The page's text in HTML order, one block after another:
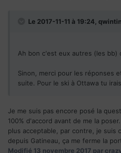
spontanées (par exemple, pour
presque immédiatement, porter
participent. C'est même
citoyenneté, il y a une section
participer à un événement
déclarer nos heures durant
puisse nous donner un
que l'on peut ensuite reverser à
Le 2017-11-11 à 19:24,
Ah bon c'est eux autres (les bb)
Sinon, merci pour les réponses
suite. Pour le ski à Ottawa tu
Je me suis pas encore posé la
100% d'accord avant de me la
plus acceptable, par contre, je suis
depuis Gatineau, ça me ferme la
Modifié 13 novembre 2017 par